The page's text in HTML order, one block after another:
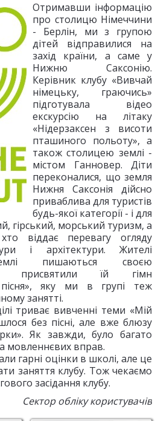
Отримавши інформацію
про столицю Німеччини
- Берлін, ми з групою
дітей відправилися на
захід країни, а саме у
Нижню Саксонію.
Керівник клубу «Вивчай
німецьку, граючись»
підготувала відео
екскурсію на літаку
«Нідерзаксен з висоти
пташиного польоту», а
також столицею землі -
містом Ганновер. Діти
переконалися, що земля
Нижня Саксонія дійсно
приваблива для туристів
будь-якої категорії - і для
гірський, морський туризм, а
віддає перевагу огляду
і архітектури. Жителі
пишаються своєю
присвятили їй гімн
пісня», яку ми в групі теж
занятті.
триває вивченні теми «Мій
без пісні, але вже блюзу
Як завжди, було багато
мовленнєвих вправ.
гарні оцінки в школі, але це
заняття клубу. Тож чекаємо
засідання клубу.
Сектор обліку користувачів